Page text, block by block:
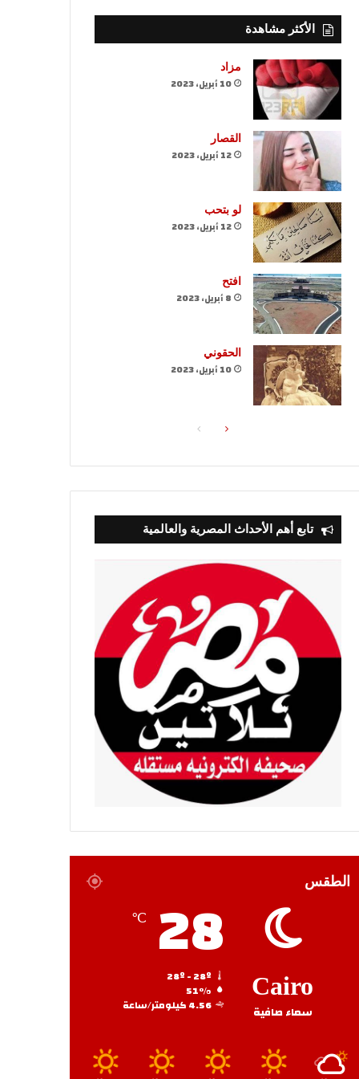
الأكثر مشاهدة
مزاد
10 أبريل، 2023
القصار
12 أبريل، 2023
لو بتحب
12 أبريل، 2023
افتح
8 أبريل، 2023
الحقوني
10 أبريل، 2023
الصفحةالصفحة
تابع أهم الأحداث المصرية والعالمية
الطقس
Cairo
سماء صافية
28
℃
51%
4.56 كيلومتر/ساعة